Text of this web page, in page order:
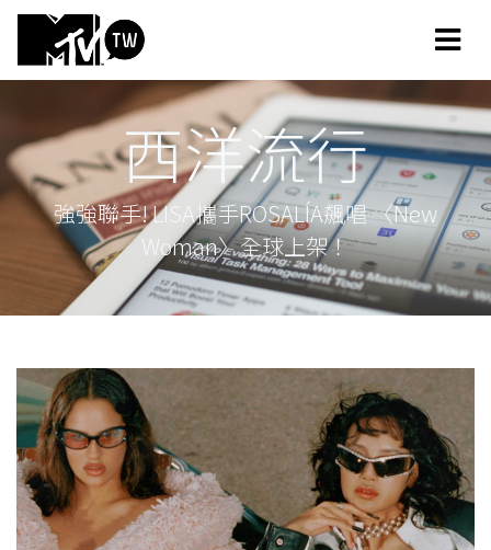
西洋流行
強強聯手! LISA攜手ROSALÍA飆唱 〈New
Woman〉全球上架！